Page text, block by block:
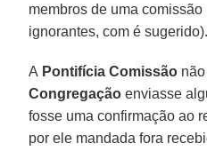
membros de uma
ignorantes, com é sugerido).
A Pontifícia Comissão
Congregação enviasse
fosse uma confirmação ao
por ele mandada fora